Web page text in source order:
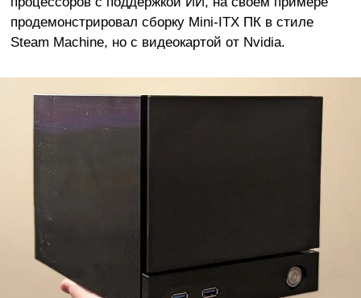
продемонстрировал сборку Mini-ITX ПК в стиле
Steam Machine, но с видеокартой от Nvidia.